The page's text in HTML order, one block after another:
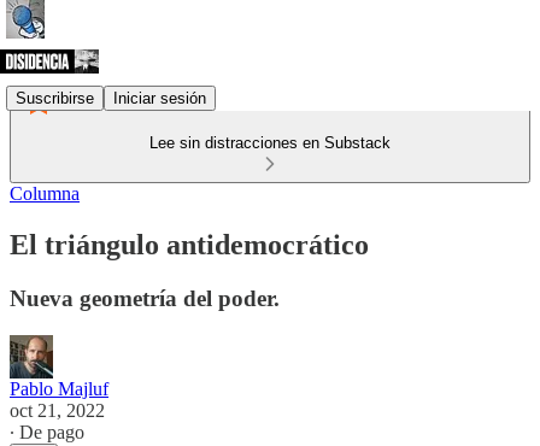
Suscribirse Iniciar sesión
Lee sin distracciones en Substack
Columna
El triángulo antidemocrático
Nueva geometría del poder.
Pablo Majluf
oct 21, 2022
∙ De pago